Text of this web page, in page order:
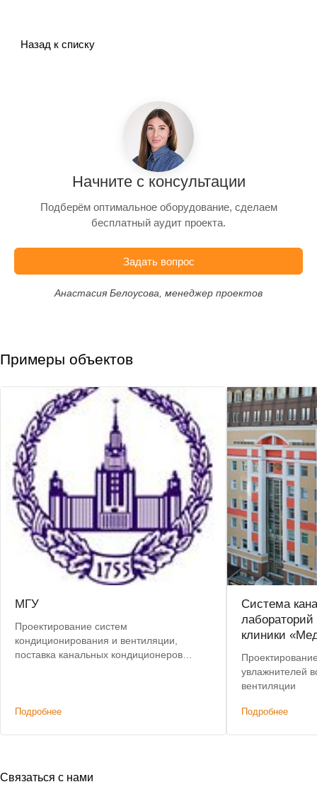
Назад к списку
Начните с консультации
Подберём оптимальное оборудование, сделаем
бесплатный аудит проекта.
Задать вопрос
Анастасия Белоусова, менеджер проектов
Примеры объектов
МГУ
Проектирование систем
кондиционирования и вентиляции,
поставка канальных кондиционеров
Подробнее
Система
клиники
увлажнителей
вентиляции
Подробнее
Связаться с нами